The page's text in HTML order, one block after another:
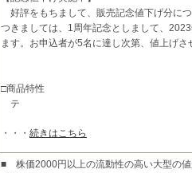
好評をもちまして、販売記念値下げ分につ
つきましては、1周年記念としまして、
ます。お申込者が5名に達し次第、値上げさ
□商品特性
テ
・・・ 続きはこちら
■ 株価2000円以上の流動性の高い大型の値